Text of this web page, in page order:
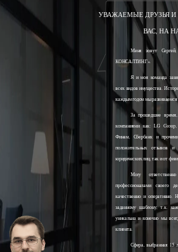
УВАЖАЕМЫЕ ДРУЗЬЯ
ВАС, НА
Меня зовут
КОНСАЛТИНГ».
Я и моя команда
всех видов имущества.
каждым годом мы
За прошедшее
компаниями как: LG Group,
Финам, Сбербанк и
положительных отзывов и
юридических лиц, так и от
Могу
профессионалами своего
качественно и оперативно.
заданному шаблону, т.к.
уникальна и конечно мы
клиента.
Сфера, выбранная 15